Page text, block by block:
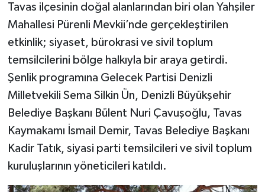
Tavas ilçesinin doğal alanlarından biri olan Yahşiler
Mahallesi Pürenli Mevkii’nde gerçekleştirilen
etkinlik; siyaset, bürokrasi ve sivil toplum
temsilcilerini bölge halkıyla bir araya getirdi.
Şenlik programına Gelecek Partisi Denizli
Milletvekili Sema Silkin Ün, Denizli Büyükşehir
Belediye Başkanı Bülent Nuri Çavuşoğlu, Tavas
Kaymakamı İsmail Demir, Tavas Belediye Başkanı
Kadir Tatık, siyasi parti temsilcileri ve sivil toplum
kuruluşlarının yöneticileri katıldı.